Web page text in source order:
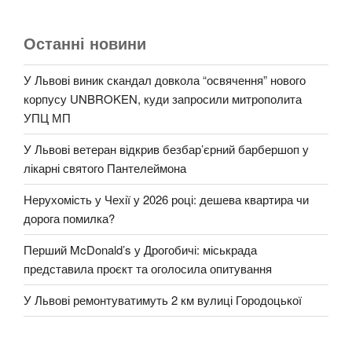
Останні новини
У Львові виник скандал довкола “освячення” нового
корпусу UNBROKEN, куди запросили митрополита
УПЦ МП
У Львові ветеран відкрив безбар’єрний барбершоп у
лікарні святого Пантелеймона
Нерухомість у Чехії у 2026 році: дешева квартира чи
дорога помилка?
Перший McDonald’s у Дрогобичі: міськрада
представила проєкт та оголосила опитування
У Львові ремонтуватимуть 2 км вулиці Городоцької